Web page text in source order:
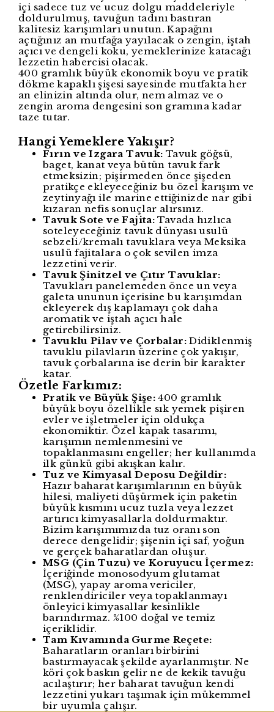
içi sadece tuz ve ucuz dolgu maddeleriyle
doldurulmuş, tavuğun tadını bastıran
kalitesiz karışımları unutun. Kapağını
açtığınız an mutfağa yayılacak o zengin, iştah
açıcı ve dengeli koku, yemeklerinize katacağı
lezzetin habercisi olacak.
400 gramlık büyük ekonomik boyu ve pratik
dökme kapaklı şişesi sayesinde mutfakta her
an elinizin altında olur, nem almaz ve o
zengin aroma dengesini son gramına kadar
taze tutar.
Hangi Yemeklere Yakışır?
Fırın ve Izgara Tavuk: Tavuk göğsü,
baget, kanat veya bütün tavuk fark
etmeksizin; pişirmeden önce şişeden
pratikçe ekleyeceğiniz bu özel karışım ve
zeytinyağı ile marine ettiğinizde nar gibi
kızaran nefis sonuçlar alırsınız.
Tavuk Sote ve Fajita: Tavada hızlıca
soteleyeceğiniz tavuk dünyası usulü
sebzeli/kremalı tavuklara veya Meksika
usulü fajitalara o çok sevilen imza
lezzetini verir.
Tavuk Şinitzel ve Çıtır Tavuklar:
Tavukları panelemeden önce un veya
galeta ununun içerisine bu karışımdan
ekleyerek dış kaplamayı çok daha
aromatik ve iştah açıcı hale
getirebilirsiniz.
Tavuklu Pilav ve Çorbalar:Didiklenmiş
tavuklu pilavların üzerine çok yakışır,
tavuk çorbalarına ise derin bir karakter
katar.
Özetle Farkımız:
Pratik ve Büyük Şişe: 400 gramlık
büyük boyu özellikle sık yemek pişiren
evler ve işletmeler için oldukça
ekonomiktir. Özel kapak tasarımı,
karışımın nemlenmesini ve
topaklanmasını engeller; her kullanımda
ilk günkü gibi akışkan kalır.
Tuz ve Kimyasal Deposu Değildir:
Hazır baharat karışımlarının en büyük
hilesi, maliyeti düşürmek için paketin
büyük kısmını ucuz tuzla veya lezzet
artırıcı kimyasallarla doldurmaktır.
Bizim karışımımızda tuz oranı son
derece dengelidir; şişenin içi saf, yoğun
ve gerçek baharatlardan oluşur.
MSG (Çin Tuzu) ve Koruyucu İçermez:
İçeriğinde monosodyum glutamat
(MSG), yapay aroma vericiler,
renklendiriciler veya topaklanmayı
önleyici kimyasallar kesinlikle
barındırmaz. %100 doğal ve temiz
içeriklidir.
Tam Kıvamında Gurme Reçete:
Baharatların oranları birbirini
bastırmayacak şekilde ayarlanmıştır. Ne
köri çok baskın gelir ne de kekik tavuğu
acılaştırır; her baharat tavuğun kendi
lezzetini yukarı taşımak için mükemmel
bir uyumla çalışır.